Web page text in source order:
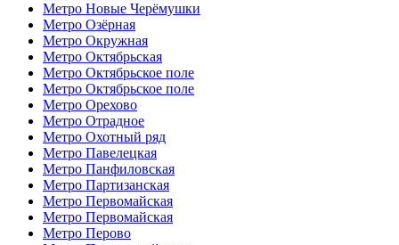
Метро Новые Черёмушки
Метро Озёрная
Метро Окружная
Метро Октябрьская
Метро Октябрьское поле
Метро Октябрьское поле
Метро Орехово
Метро Отрадное
Метро Охотный ряд
Метро Павелецкая
Метро Панфиловская
Метро Партизанская
Метро Первомайская
Метро Первомайская
Метро Перово